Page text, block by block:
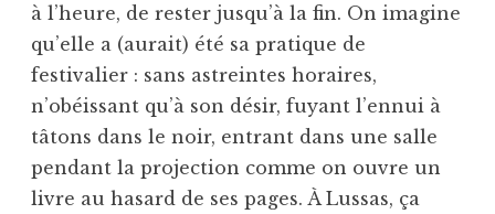
à l’heure, de rester jusqu’à la fin. On imagine
qu’elle a (aurait) été sa pratique de
festivalier : sans astreintes horaires,
n’obéissant qu’à son désir, fuyant l’ennui à
tâtons dans le noir, entrant dans une salle
pendant la projection comme on ouvre un
livre au hasard de ses pages. À Lussas, ça